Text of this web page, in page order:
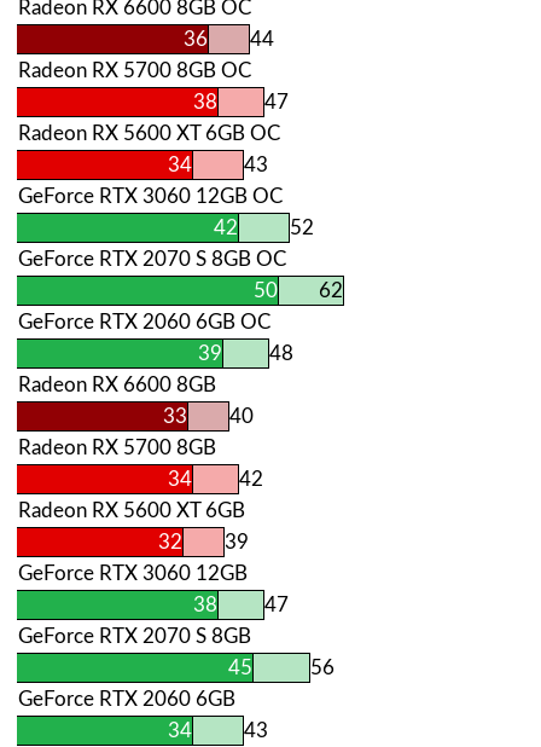
Radeon RX 6600 8GB OC
36
44
Radeon RX 5700 8GB OC
38
47
Radeon RX 5600 XT 6GB OC
34
43
GeForce RTX 3060 12GB OC
42
52
GeForce RTX 2070 S 8GB OC
50
62
GeForce RTX 2060 6GB OC
39
48
Radeon RX 6600 8GB
33
40
Radeon RX 5700 8GB
34
42
Radeon RX 5600 XT 6GB
32
39
GeForce RTX 3060 12GB
38
47
GeForce RTX 2070 S 8GB
45
56
GeForce RTX 2060 6GB
34
43